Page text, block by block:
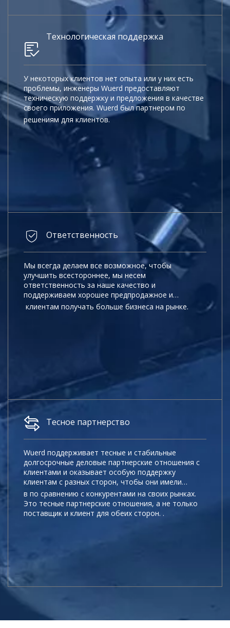
Технологическая поддержка
У некоторых клиентов нет опыта или у них есть
проблемы, инженеры Wuerd предоставляют
техническую поддержку и предложения в качестве
своего приложения. Wuerd был партнером по
решениям для клиентов.
Ответственность
Мы всегда делаем все возможное, чтобы
улучшить всестороннее, мы несем
ответственность за наше качество и
поддерживаем хорошее предпродажное и
послепродажное обслуживание, которое
клиентам получать больше бизнеса на рынке.
Тесное партнерство
Wuerd поддерживает тесные и стабильные
долгосрочные деловые партнерские отношения с
клиентами и оказывает особую поддержку
клиентам с разных сторон, чтобы они имели
больше преимущест
в по сравнению с конкурентами на своих рынках.
Это тесные партнерские отношения, а не только
поставщик и клиент для обеих сторон. .